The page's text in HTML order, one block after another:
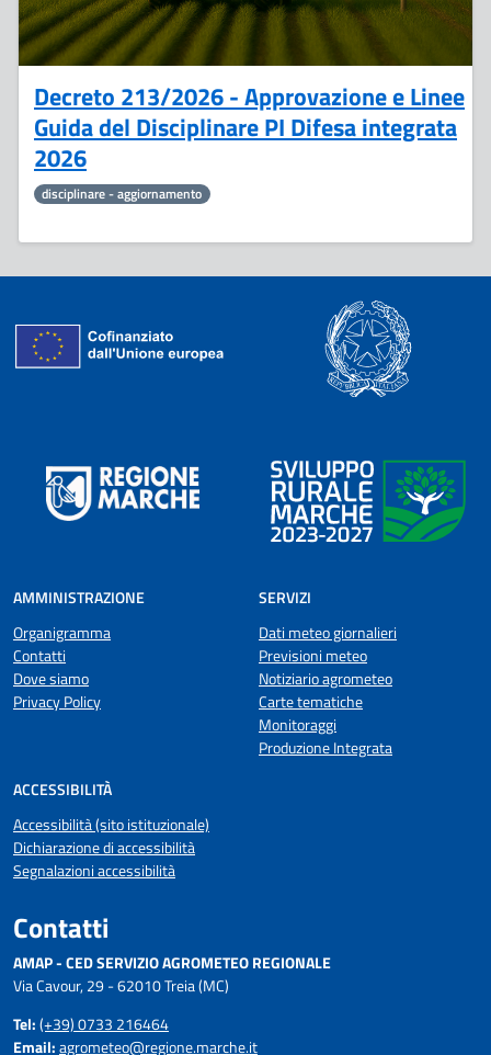
Decreto 213/2026 - Approvazione e Linee
Guida del Disciplinare PI Difesa integrata
2026
disciplinare - aggiornamento
AMMINISTRAZIONE
Organigramma
Contatti
Dove siamo
Privacy Policy
SERVIZI
Dati meteo giornalieri
Previsioni meteo
Notiziario agrometeo
Carte tematiche
Monitoraggi
Produzione Integrata
ACCESSIBILITÀ
Accessibilità (sito istituzionale)
Dichiarazione di accessibilità
Segnalazioni accessibilità
Contatti
AMAP - CED SERVIZIO AGROMETEO REGIONALE
Via Cavour, 29 - 62010 Treia (MC)
Tel:(+39) 0733 216464
Email:agrometeo@regione.marche.it